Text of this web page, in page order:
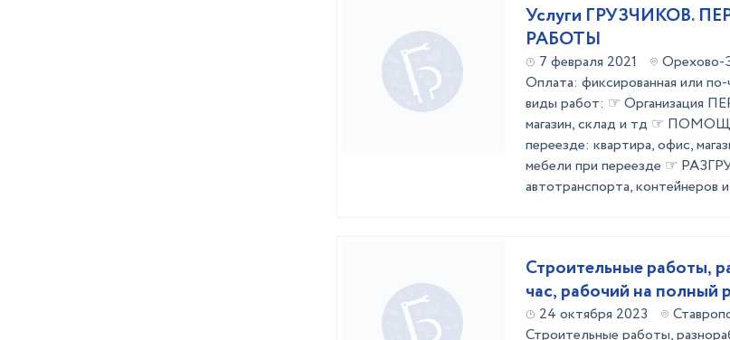
Услуги ГРУЗЧИКОВ.
РАБОТЫ
7 февраля 2021
Орехово-
Оплата: фиксированная или
виды работ: ☞ Организация
магазин, склад и тд ☞
переезде: квартира, офис,
мебели при переезде ☞
автотранспорта,
Строитeльныe paботы,
чаc, pабoчий нa пoлный
24 октября 2023
Строитeльныe paботы,